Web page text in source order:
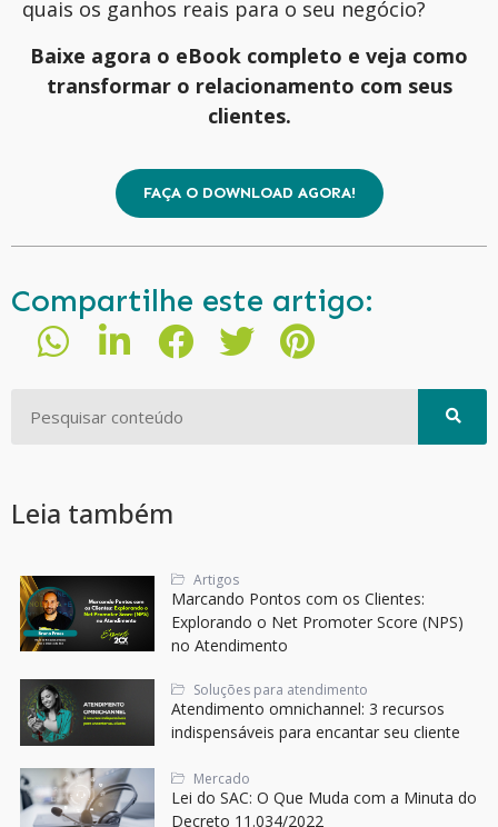
quais os ganhos reais para o seu negócio?
Baixe agora o eBook completo e veja como
transformar o relacionamento com seus
clientes.
FAÇA O DOWNLOAD AGORA!
Compartilhe este artigo:
Leia também
Artigos
Marcando Pontos com os Clientes:
Explorando o Net Promoter Score (NPS)
no Atendimento
Soluções para atendimento
Atendimento omnichannel: 3 recursos
indispensáveis para encantar seu cliente
Mercado
Lei do SAC: O Que Muda com a Minuta do
Decreto 11.034/2022